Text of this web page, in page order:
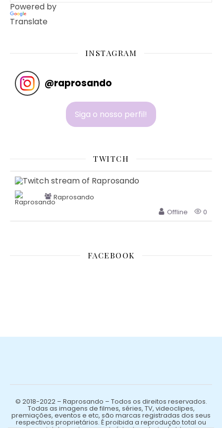
Powered by
Translate
INSTAGRAM
@raprosando
Siga o nosso perfil!
TWITCH
Raprosando
Offline
0
FACEBOOK
© 2018-2022 – Raprosando – Todos os direitos reservados.
Todas as imagens de filmes, séries, TV, videoclipes,
premiações, eventos e etc, são marcas registradas dos seus
respectivos proprietários. É proibida a reprodução total ou